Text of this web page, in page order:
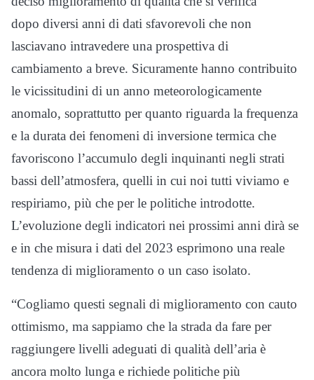
dopo diversi anni di dati sfavorevoli che non
lasciavano intravedere una prospettiva di
cambiamento a breve. Sicuramente hanno contribuito
le vicissitudini di un anno meteorologicamente
anomalo, soprattutto per quanto riguarda la frequenza
e la durata dei fenomeni di inversione termica che
favoriscono l’accumulo degli inquinanti negli strati
bassi dell’atmosfera, quelli in cui noi tutti viviamo e
respiriamo, più che per le politiche introdotte.
L’evoluzione degli indicatori nei prossimi anni dirà se
e in che misura i dati del 2023 esprimono una reale
tendenza di miglioramento o un caso isolato.
“Cogliamo questi segnali di miglioramento con cauto
ottimismo, ma sappiamo che la strada da fare per
raggiungere livelli adeguati di qualità dell’aria è
ancora molto lunga e richiede politiche più